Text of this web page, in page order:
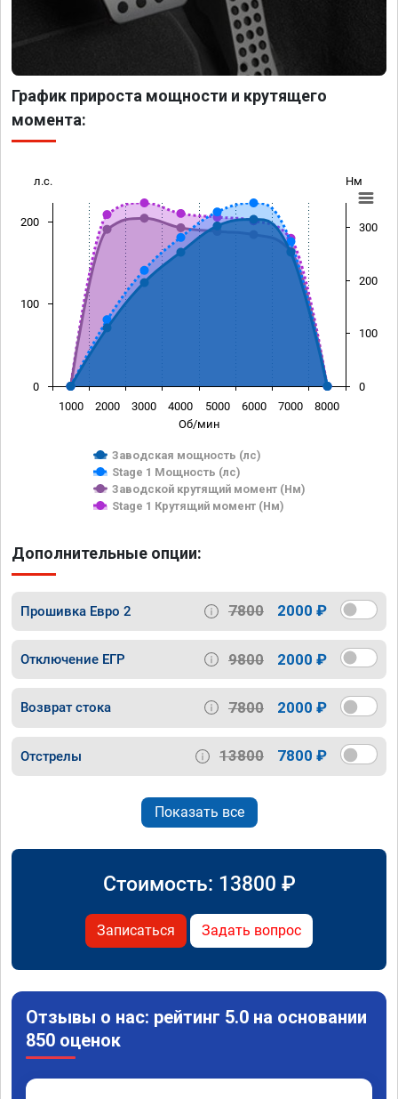
График прироста мощности и крутящего
момента:
Об/мин
л.с. Нм
Заводская мощность (лс)
Stage 1 Мощность (лс)
Заводской крутящий момент (Нм)
Stage 1 Крутящий момент (Нм)
1000 2000 3000 4000 5000 6000 7000 8000
0
100
200
0
100
200
300
Дополнительные опции:
Прошивка Евро 2 7800 2000 ₽
Отключение ЕГР 9800 2000 ₽
Возврат стока 7800 2000 ₽
Отстрелы 13800 7800 ₽
Показать все
Стоимость: 13800 ₽
Записаться Задать вопрос
Отзывы о нас: рейтинг 5.0 на основании
850 оценок